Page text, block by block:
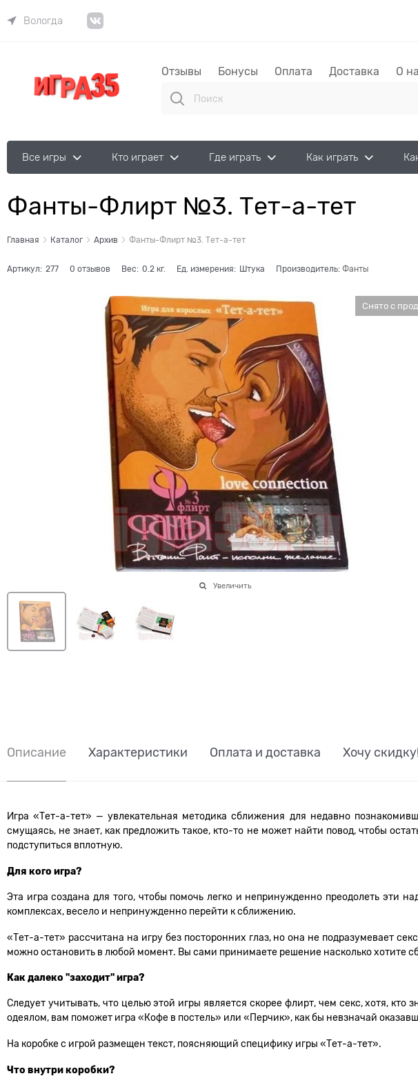
Вологда
Отзывы Бонусы Оплата Доставка
О
Все игры Кто играет Где играть Как играть
Фанты-Флирт №3. Тет-а-тет
Главная Каталог Архив Фанты-Флирт №3. Тет-а-тет
Артикул: 277 0 отзывов Вес: 0.2 кг. Ед. измерения: Штука Производитель: Фанты
Снято с
Увеличить
Описание Характеристики Оплата и доставка Хочу скидку!
Игра «Тет-а-тет» — увлекательная методика сближения для недавно
смущаясь, не знает, как предложить такое, кто-то не может найти повод, чтобы
подступиться вплотную.
Для кого игра?
Эта игра создана для того, чтобы помочь легко и непринужденно преодолеть эти
комплексах, весело и непринужденно перейти к сближению.
«Тет-а-тет» рассчитана на игру без посторонних глаз, но она не подразумевает
можно остановить в любой момент. Вы сами принимаете решение насколько хотите
Как далеко "заходит" игра?
Следует учитывать, что целью этой игры является скорее флирт, чем секс, хотя,
одеялом, вам поможет игра «Кофе в постель» или «Перчик», как бы невзначай
На коробке с игрой размещен текст, поясняющий специфику игры «Тет-а-тет».
Что внутри коробки?